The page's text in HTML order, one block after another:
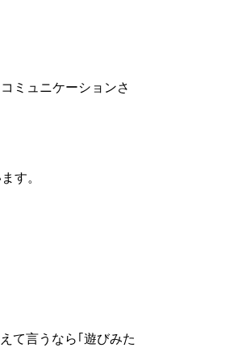
ミュニケーションさ
す。
て言うなら｢遊びみた